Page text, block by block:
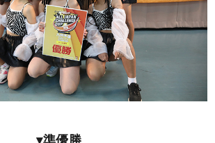
▾準優勝